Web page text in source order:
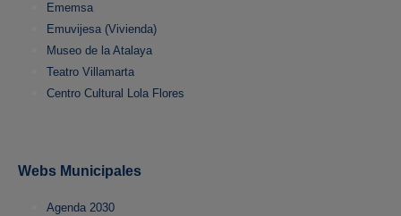
Ememsa
Emuvijesa (Vivienda)
Museo de la Atalaya
Teatro Villamarta
Centro Cultural Lola Flores
Webs Municipales
Agenda 2030